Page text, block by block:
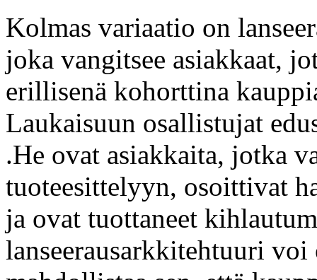
Kolmas variaatio on
joka vangitsee asiakkaat,
erillisenä kohorttina
Laukaisuun osallistujat
.He ovat asiakkaita, jotka
tuoteesittelyyn, osoittivat
ja ovat tuottaneet
lanseerausarkkitehtuuri